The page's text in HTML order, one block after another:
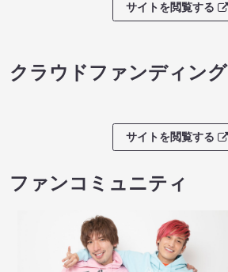
サイトを閲覧する
クラウドファンディング
サイトを閲覧する
ファンコミュニティ